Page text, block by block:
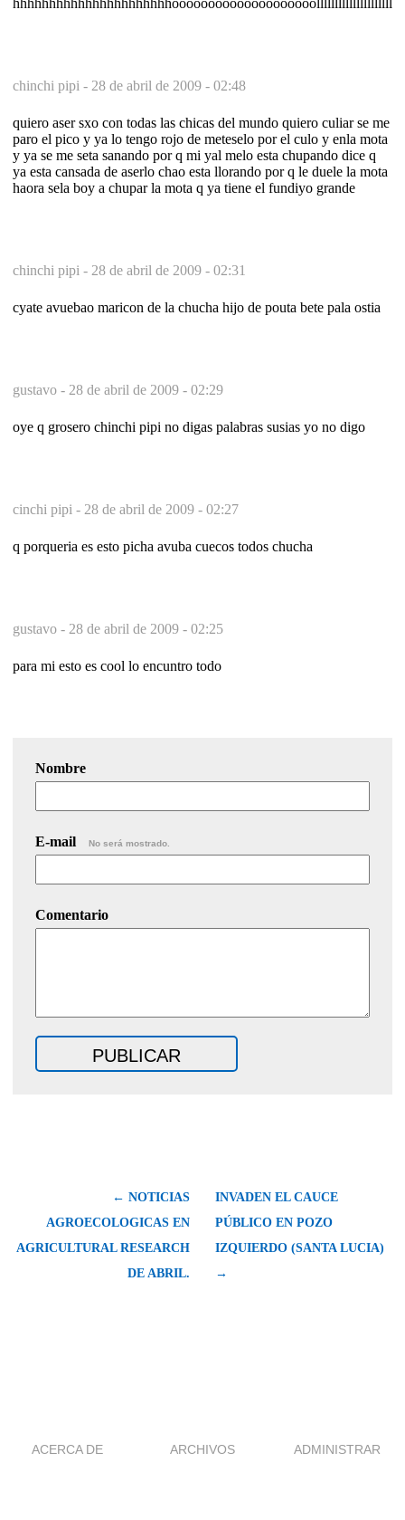
chinchi pipi - 28 de abril de 2009 - 02:48
quiero aser sxo con todas las chicas del mundo quiero culiar se me
paro el pico y ya lo tengo rojo de meteselo por el culo y enla mota
y ya se me seta sanando por q mi yal melo esta chupando dice q
ya esta cansada de aserlo chao esta llorando por q le duele la mota
haora sela boy a chupar la mota q ya tiene el fundiyo grande
chinchi pipi - 28 de abril de 2009 - 02:31
cyate avuebao maricon de la chucha hijo de pouta bete pala ostia
gustavo - 28 de abril de 2009 - 02:29
oye q grosero chinchi pipi no digas palabras susias yo no digo
cinchi pipi - 28 de abril de 2009 - 02:27
q porqueria es esto picha avuba cuecos todos chucha
gustavo - 28 de abril de 2009 - 02:25
para mi esto es cool lo encuntro todo
Nombre
E-mail No será mostrado.
Comentario
← NOTICIAS
AGROECOLOGICAS EN
AGRICULTURAL RESEARCH
DE ABRIL.
INVADEN EL CAUCE
PÚBLICO EN POZO
IZQUIERDO (SANTA LUCIA)
→
ACERCA DE ARCHIVOS ADMINISTRAR